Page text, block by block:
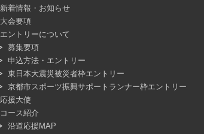
新着情報・お知らせ
大会要項
エントリーについて
募集要項
申込方法・エントリー
東日本大震災被災者枠エントリー
京都市スポーツ振興サポートランナー枠エントリー
応援大使
コース紹介
沿道応援MAP